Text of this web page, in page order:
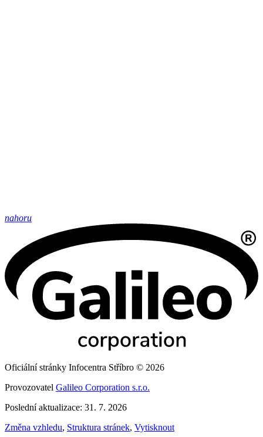
nahoru
Oficiální stránky Infocentra Stříbro © 2026
Provozovatel Galileo Corporation s.r.o.
Poslední aktualizace: 31. 7. 2026
Změna vzhledu, Struktura stránek, Vytisknout